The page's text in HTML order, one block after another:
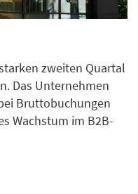
zweiten Quartal
Das Unternehmen
Bruttobuchungen
Wachstum im B2B-